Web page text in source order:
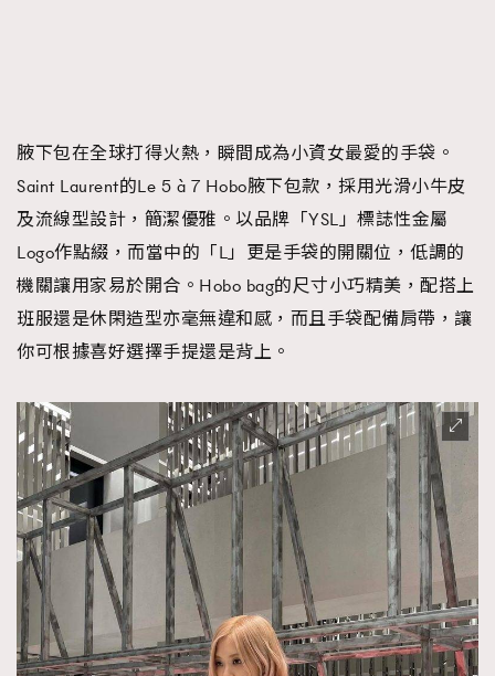
腋下包在全球打得火熱，瞬間成為小資女最愛的手袋。
Saint Laurent的Le 5 à 7 Hobo腋下包款，採用光滑小牛皮
及流線型設計，簡潔優雅。以品牌「YSL」標誌性金屬
Logo作點綴，而當中的「L」更是手袋的開關位，低調的
機關讓用家易於開合。Hobo bag的尺寸小巧精美，配搭上
班服還是休閑造型亦毫無違和感，而且手袋配備肩帶，讓
你可根據喜好選擇手提還是背上。